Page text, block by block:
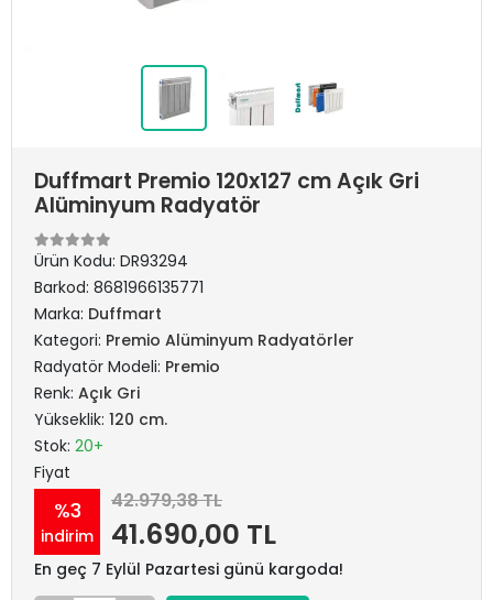
Duffmart Premio 120x127 cm Açık Gri
Alüminyum Radyatör
Ürün Kodu: DR93294
Barkod: 8681966135771
Marka: Duffmart
Kategori: Premio Alüminyum Radyatörler
Radyatör Modeli: Premio
Renk: Açık Gri
Yükseklik: 120 cm.
Stok: 20+
Fiyat
%3
indirim
42.979,38 TL
41.690,00 TL
En geç 7 Eylül Pazartesi günü kargoda!